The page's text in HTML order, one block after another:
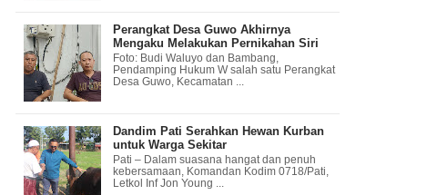
Perangkat Desa Guwo Akhirnya
Mengaku Melakukan Pernikahan Siri
Foto: Budi Waluyo dan Bambang,
Pendamping Hukum W salah satu Perangkat
Desa Guwo, Kecamatan ...
Dandim Pati Serahkan Hewan Kurban
untuk Warga Sekitar
Pati – Dalam suasana hangat dan penuh
kebersamaan, Komandan Kodim 0718/Pati,
Letkol Inf Jon Young ...